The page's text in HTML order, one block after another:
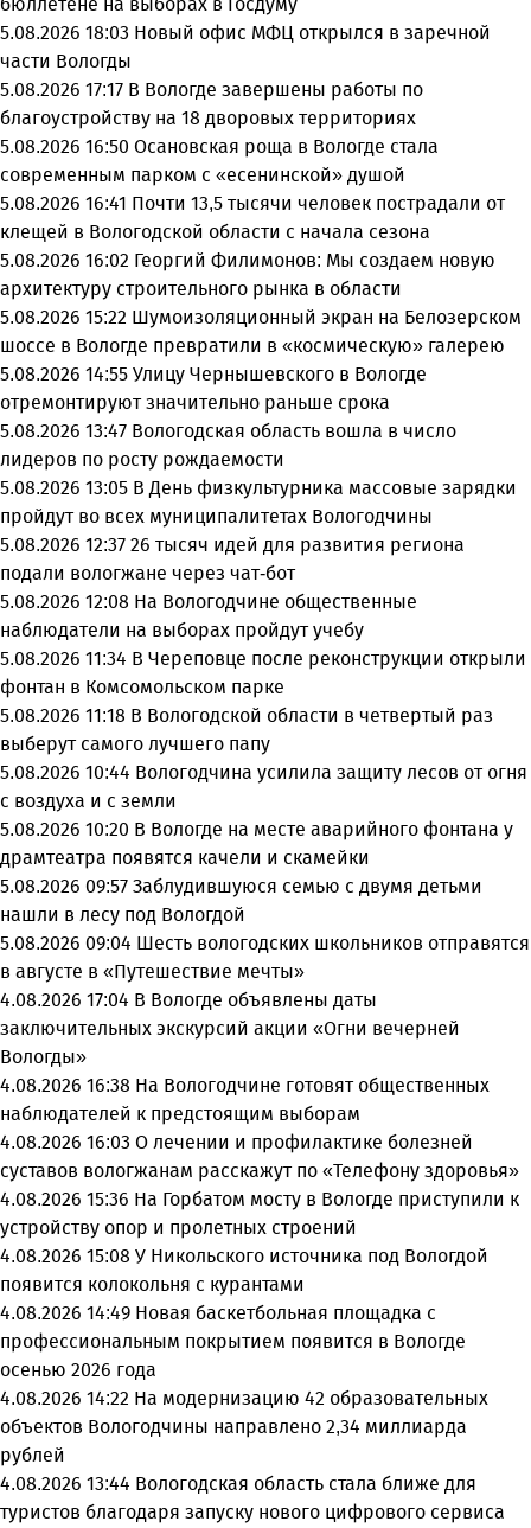
5.08.2026 18:03 Новый офис МФЦ открылся в заречной
части Вологды
5.08.2026 17:17 В Вологде завершены работы по
благоустройству на 18 дворовых территориях
5.08.2026 16:50 Осановская роща в Вологде стала
современным парком с «есенинской» душой
5.08.2026 16:41 Почти 13,5 тысячи человек пострадали от
клещей в Вологодской области с начала сезона
5.08.2026 16:02 Георгий Филимонов: Мы создаем новую
архитектуру строительного рынка в области
5.08.2026 15:22 Шумоизоляционный экран на Белозерском
шоссе в Вологде превратили в «космическую» галерею
5.08.2026 14:55 Улицу Чернышевского в Вологде
отремонтируют значительно раньше срока
5.08.2026 13:47 Вологодская область вошла в число
лидеров по росту рождаемости
5.08.2026 13:05 В День физкультурника массовые зарядки
пройдут во всех муниципалитетах Вологодчины
5.08.2026 12:37 26 тысяч идей для развития региона
подали вологжане через чат-бот
5.08.2026 12:08 На Вологодчине общественные
наблюдатели на выборах пройдут учебу
5.08.2026 11:34 В Череповце после реконструкции открыли
фонтан в Комсомольском парке
5.08.2026 11:18 В Вологодской области в четвертый раз
выберут самого лучшего папу
5.08.2026 10:44 Вологодчина усилила защиту лесов от огня
с воздуха и с земли
5.08.2026 10:20 В Вологде на месте аварийного фонтана у
драмтеатра появятся качели и скамейки
5.08.2026 09:57 Заблудившуюся семью с двумя детьми
нашли в лесу под Вологдой
5.08.2026 09:04 Шесть вологодских школьников отправятся
в августе в «Путешествие мечты»
4.08.2026 17:04 В Вологде объявлены даты
заключительных экскурсий акции «Огни вечерней
Вологды»
4.08.2026 16:38 На Вологодчине готовят общественных
наблюдателей к предстоящим выборам
4.08.2026 16:03 О лечении и профилактике болезней
суставов вологжанам расскажут по «Телефону здоровья»
4.08.2026 15:36 На Горбатом мосту в Вологде приступили к
устройству опор и пролетных строений
4.08.2026 15:08 У Никольского источника под Вологдой
появится колокольня с курантами
4.08.2026 14:49 Новая баскетбольная площадка с
профессиональным покрытием появится в Вологде
осенью 2026 года
4.08.2026 14:22 На модернизацию 42 образовательных
объектов Вологодчины направлено 2,34 миллиарда
рублей
4.08.2026 13:44 Вологодская область стала ближе для
туристов благодаря запуску нового цифрового сервиса